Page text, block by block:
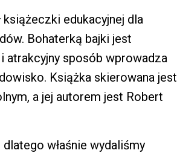
książeczki edukacyjnej dla
Bohaterką bajki jest
atrakcyjny sposób wprowadza
Książka skierowana jest
a jej autorem jest Robert
właśnie wydaliśmy